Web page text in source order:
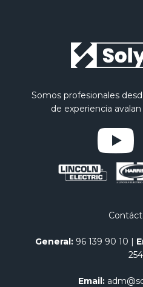
Somos profesionales
de experiencia
General: 96 139 90 10 |
254
Email: